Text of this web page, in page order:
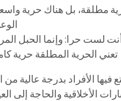
مطلقة، بل هناك حرية
لست حرا: وإنما الحبل
تعني الحرية المطلقة حرية
الأفراد بدرجة عالية
الأخلاقية والحاجة